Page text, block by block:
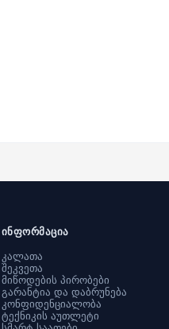
ინფორმაცია
კალათა
შეკვეთა
მიწოდების პირობები
გარანტია და დაბრუნება
კონფიდენციალობა
ტექნიკის აუთლეტი